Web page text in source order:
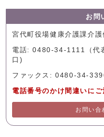
お問
宮代町役場健康介護課介護
電話: 0480-34-1111（代
口)
ファックス: 0480-34-
電話番号のかけ間違いにご
お問い合